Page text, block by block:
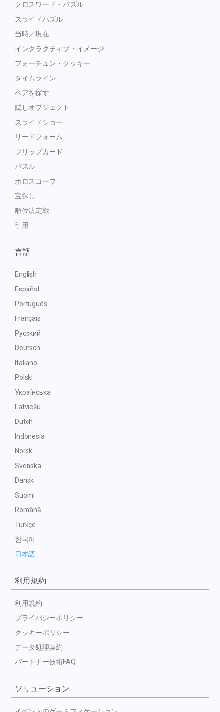
クロスワード・パズル
スライドパズル
当時／現在
インタラクティブ・イメージ
フォーチュン・クッキー
タイムライン
ペアを探す
隠しオブジェクト
スライドショー
リードフォーム
フリップカード
パズル
ホロスコープ
宝探し
順位決定戦
引用
言語
English
Español
Português
Français
Русский
Deutsch
Italiano
Polski
Українська
Latviešu
Dutch
Indonesia
Norsk
Svenska
Dansk
Suomi
Română
Türkçe
한국어
日本語
利用規約
利用規約
プライバシーポリシー
クッキーポリシー
データ処理契約
パートナー技術FAQ
ソリューション